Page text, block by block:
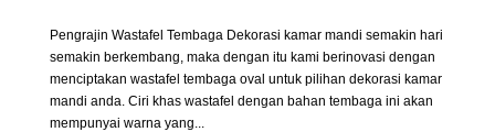
Pengrajin Wastafel Tembaga Dekorasi kamar mandi semakin hari
semakin berkembang, maka dengan itu kami berinovasi dengan
menciptakan wastafel tembaga oval untuk pilihan dekorasi kamar
mandi anda. Ciri khas wastafel dengan bahan tembaga ini akan
mempunyai warna yang...